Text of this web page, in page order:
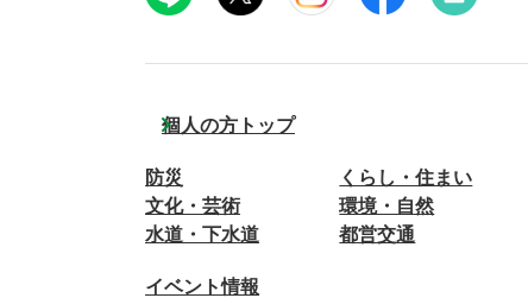
個人の方トップ
防災 くらし・住まい
文化・芸術
環境・自然
水道・下水道
都営交通
イベント情報